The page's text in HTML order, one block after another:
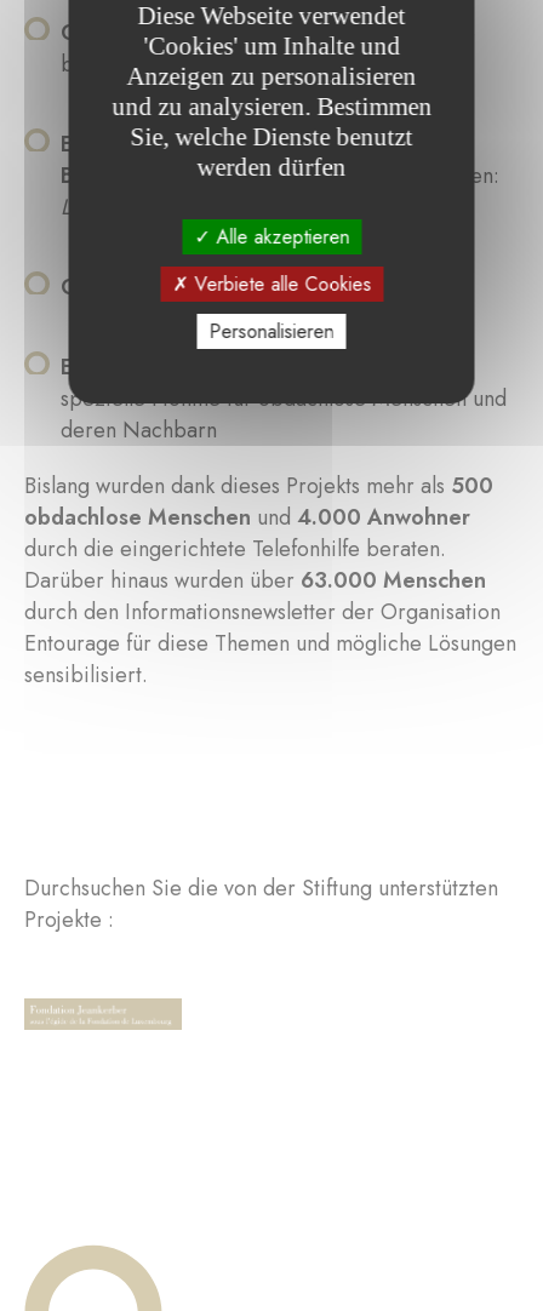
Online-Sensibilisierungsworkshops
breite Öffentlichkeit
Entwicklung eines telefonischen
Begleitprogrammsfür obdachlose Menschen:
Les Bonnes Ondes
Organisation digitaler Veranstaltungen
Ein Ansprechpartner-Team
spezielle Hotline für obdachlose Menschen und
deren Nachbarn
Bislang wurden dank dieses Projekts mehr als 500
obdachlose Menschen und 4.000 Anwohner
durch die eingerichtete Telefonhilfe beraten.
Darüber hinaus wurden über 63.000 Menschen
durch den Informationsnewsletter der Organisation
Entourage für diese Themen und mögliche Lösungen
sensibilisiert.
Durchsuchen Sie die von der Stiftung unterstützten
Projekte :
Diese Webseite verwendet
'Cookies' um Inhalte und
Anzeigen zu personalisieren
und zu analysieren. Bestimmen
Sie, welche Dienste benutzt
werden dürfen
Alle akzeptieren
Verbiete alle Cookies
Personalisieren